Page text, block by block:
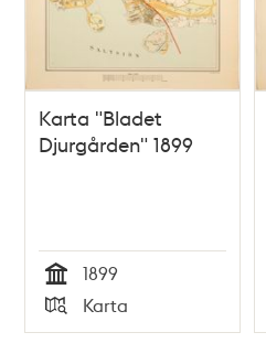
Karta "Bladet
Djurgården" 1899
Tid
1899
Typ
Karta